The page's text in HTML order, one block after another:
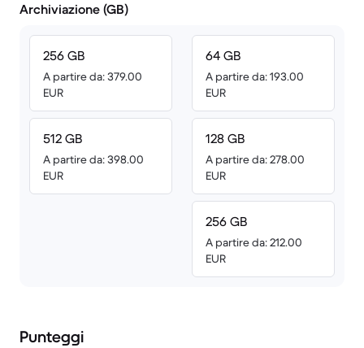
Archiviazione (GB)
256 GB
A partire da: 379.00
EUR
512 GB
A partire da: 398.00
EUR
64 GB
A partire da: 193.00
EUR
128 GB
A partire da: 278.00
EUR
256 GB
A partire da: 212.00
EUR
Punteggi